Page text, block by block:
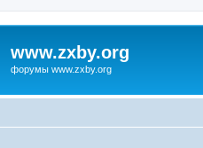
www.zxby.org
форумы www.zxby.org